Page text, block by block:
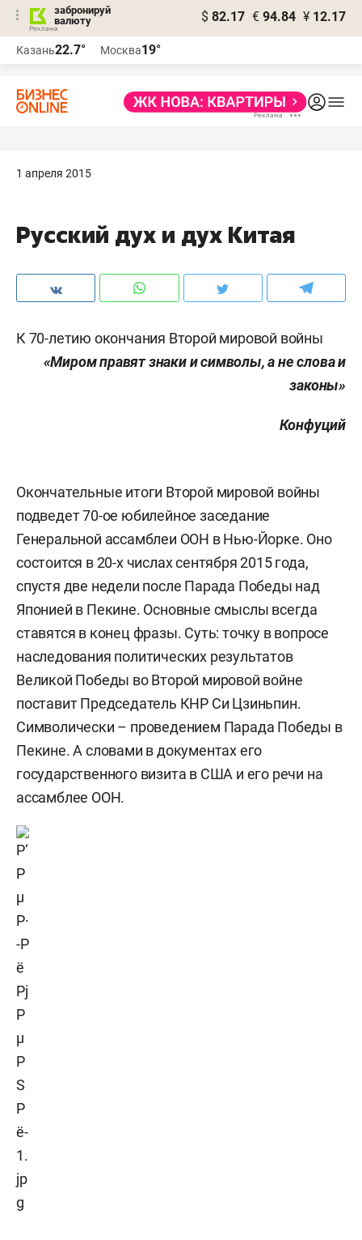
забронируй
валюту
$ 82.17 € 94.84 ¥ 12.17
Казань22.7° Москва19°
1 апреля 2015
Русский дух и дух Китая
К 70-летию окончания Второй мировой войны
«Миром правят знаки и символы, а не слова и
законы»
Конфуций
Окончательные итоги Второй мировой войны
подведет 70-ое юбилейное заседание
Генеральной ассамблеи ООН в Нью-Йорке. Оно
состоится в 20-х числах сентября 2015 года,
спустя две недели после Парада Победы над
Японией в Пекине. Основные смыслы всегда
ставятся в конец фразы. Суть: точку в вопросе
наследования политических результатов
Великой Победы во Второй мировой войне
поставит Председатель КНР Си Цзиньпин.
Символически – проведением Парада Победы в
Пекине. А словами в документах его
государственного визита в США и его речи на
ассамблее ООН.